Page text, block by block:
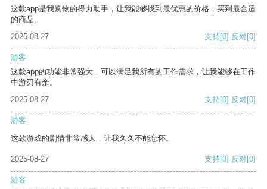
这款app是我购物的得力助手，让我能够找到最优惠的价格，买到最合适
的商品。
2025-08-27
支持[0] 反对[0]
游客
这款app的功能非常强大，可以满足我所有的工作需求，让我能够在工作
中游刃有余。
2025-08-27
支持[0] 反对[0]
游客
这款游戏的剧情非常感人，让我久久不能忘怀。
2025-08-27 支持[0] 反对[0]
游客